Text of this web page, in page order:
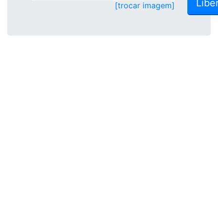
[trocar imagem]